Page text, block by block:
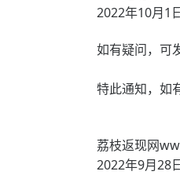
2022年10月1
如有疑问，可
特此通知，如
荔枝返现网
2022年9月28